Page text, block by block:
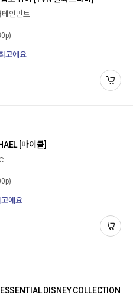
인먼트
고에요
[마이클]
에요
DISNEY COLLECTION